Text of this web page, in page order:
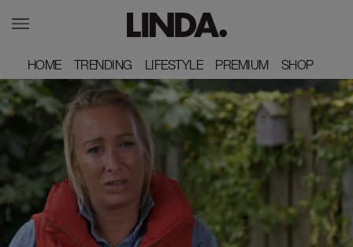
HOME
HOME TRENDING
TRENDING LIFESTYLE
LIFESTYLE PREMIUM
PREMIUM SHOP
SHOP